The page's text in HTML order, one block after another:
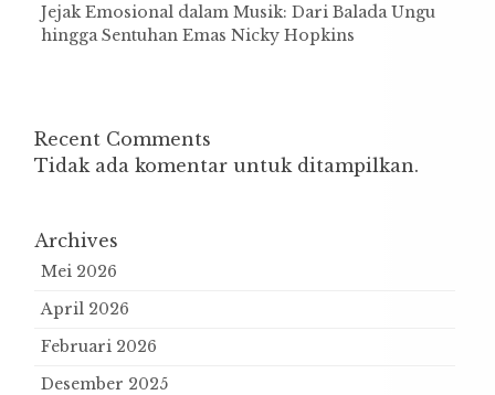
Jejak Emosional dalam Musik: Dari Balada Ungu
hingga Sentuhan Emas Nicky Hopkins
Recent Comments
Tidak ada komentar untuk ditampilkan.
Archives
Mei 2026
April 2026
Februari 2026
Desember 2025